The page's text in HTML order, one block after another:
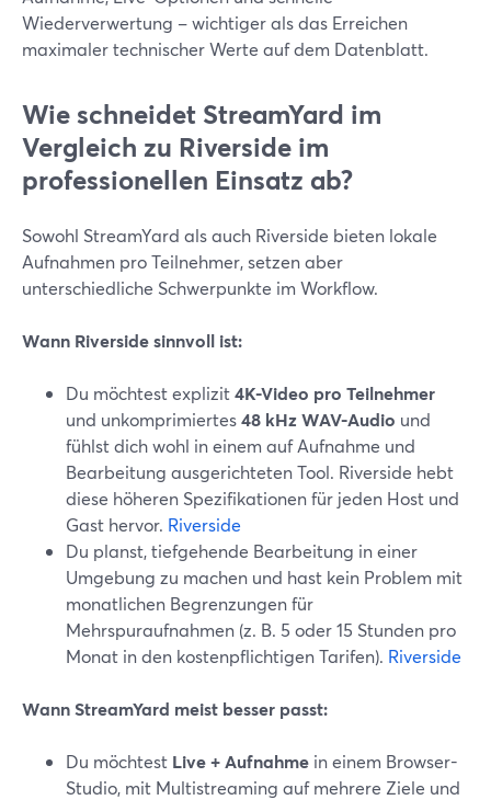
Wiederverwertung – wichtiger als das Erreichen
maximaler technischer Werte auf dem Datenblatt.
Wie schneidet StreamYard im
Vergleich zu Riverside im
professionellen Einsatz ab?
Sowohl StreamYard als auch Riverside bieten lokale
Aufnahmen pro Teilnehmer, setzen aber
unterschiedliche Schwerpunkte im Workflow.
Wann Riverside sinnvoll ist:
Du möchtest explizit4K-Video pro Teilnehmer
und unkomprimiertes48 kHz WAV-Audio und
fühlst dich wohl in einem auf Aufnahme und
Bearbeitung ausgerichteten Tool. Riverside hebt
diese höheren Spezifikationen für jeden Host und
Gast hervor. Riverside
Du planst, tiefgehende Bearbeitung in einer
Umgebung zu machen und hast kein Problem mit
monatlichen Begrenzungen für
Mehrspuraufnahmen (z. B. 5 oder 15 Stunden pro
Monat in den kostenpflichtigen Tarifen). Riverside
Wann StreamYard meist besser passt:
Du möchtest Live + Aufnahme in einem Browser-
Studio, mit Multistreaming auf mehrere Ziele und